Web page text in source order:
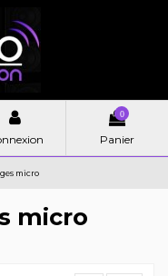
0
Panier
micro
micro